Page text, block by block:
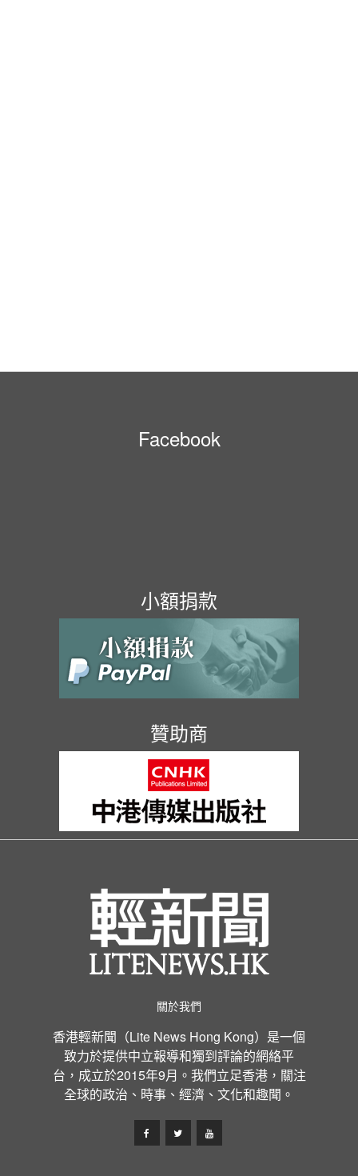
Facebook
小額捐款
贊助商
關於我們
香港輕新聞（Lite News Hong Kong）是一個
致力於提供中立報導和獨到評論的網絡平
台，成立於2015年9月。我們立足香港，關注
全球的政治、時事、經濟、文化和趣聞。